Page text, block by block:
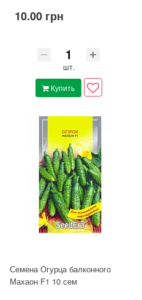
10.00 грн
шт.
Купить
Семена Огурца балконного
Махаон F1 10 сем